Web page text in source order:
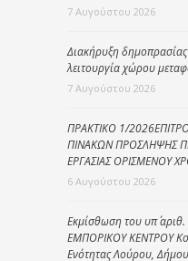
7 Αυγούστου 2026
Διακήρυξη
λειτουργία χώρου
7 Αυγούστου 2026
ΠΡΑΚΤΙΚΟ 1/
ΠΙΝΑΚΩΝ ΠΡΟΣΛΗΨΗΣ
ΕΡΓΑΣΙΑΣ ΟΡΙΣΜΕΝΟΥ
6 Αυγούστου 2026
Εκμίσθωση του υπ΄
ΕΜΠΟΡΙΚΟΥ ΚΕΝΤΡΟΥ
Ενότητας Λούρου,